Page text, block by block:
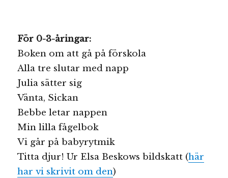
För 0-3-åringar:
Boken om att gå på förskola
Alla tre slutar med napp
Julia sätter sig
Vänta, Sickan
Bebbe letar nappen
Min lilla fågelbok
Vi går på babyrytmik
Titta djur! Ur Elsa Beskows bildskatt (här
har vi skrivit om den)